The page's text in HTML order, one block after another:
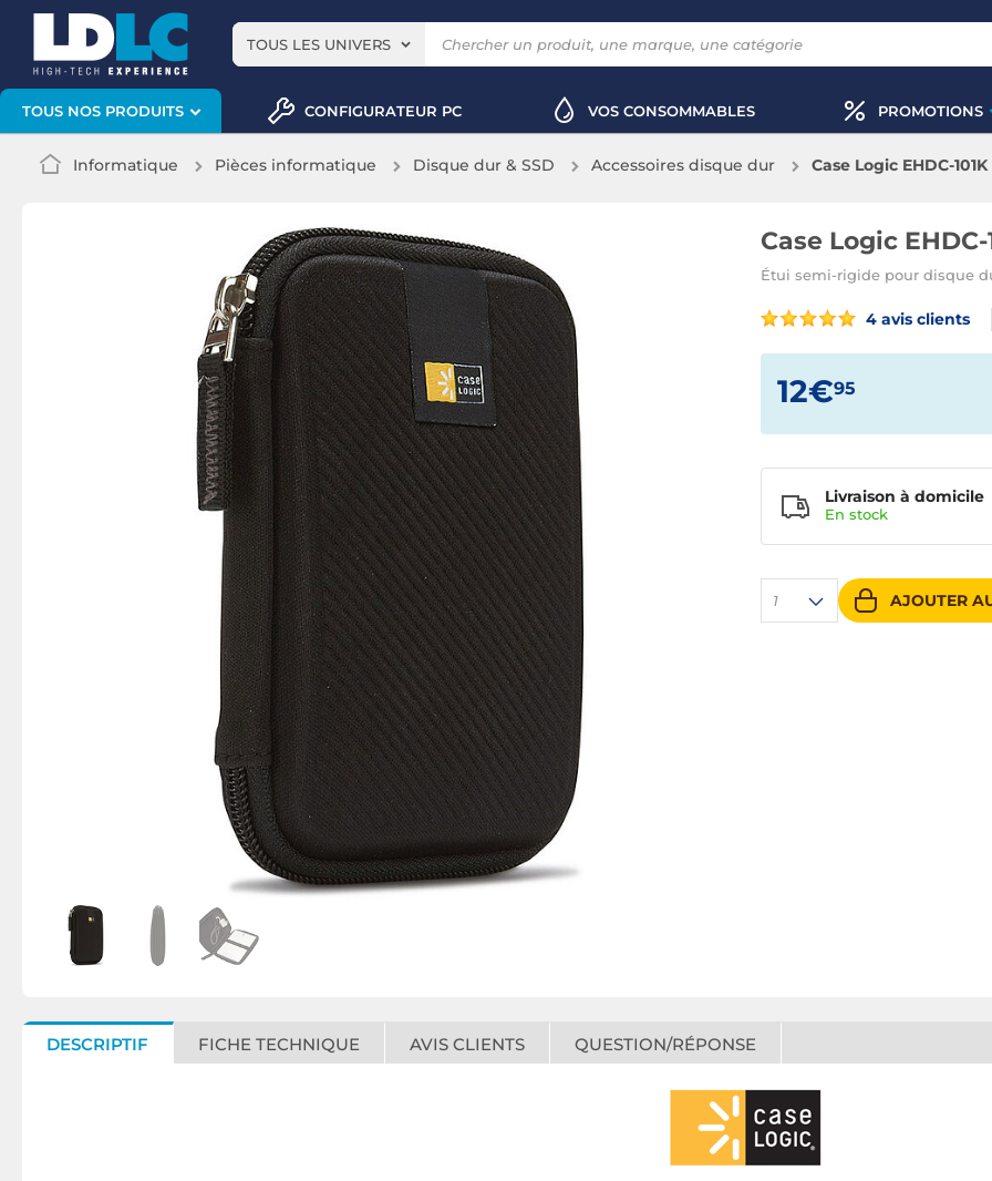
TOUS LES UNIVERS
TOUS NOS PRODUITS CONFIGURATEUR PC VOS CONSOMMABLES PROMOTIONS
Informatique Pièces informatique Disque dur & SSD Accessoires disque dur Case Logic EHDC-101K
Case Logic EHDC-
Étui semi-rigide pour disque
4 avis clients
12€95
1 AJOUTER
Livraison à domicile
En stock
DESCRIPTIF FICHE TECHNIQUE AVIS CLIENTS QUESTION/RÉPONSE